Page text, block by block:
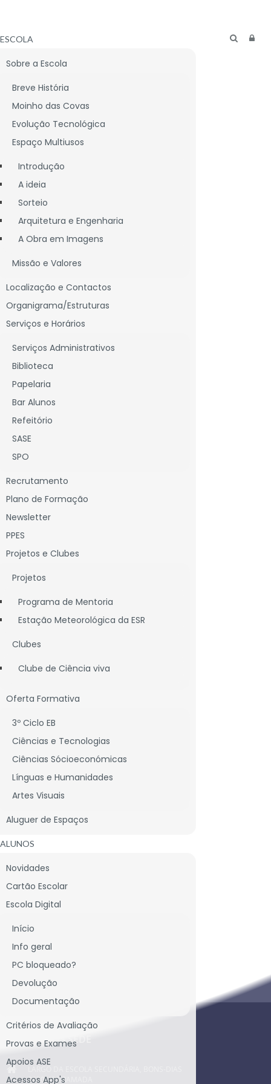
ESCOLA
Sobre a Escola
Breve História
Moinho das Covas
Evolução Tecnológica
Espaço Multiusos
Introdução
A ideia
Sorteio
Arquitetura e Engenharia
A Obra em Imagens
Missão e Valores
Localização e Contactos
Organigrama/Estruturas
Serviços e Horários
Serviços Administrativos
Biblioteca
Papelaria
Bar Alunos
Refeitório
SASE
SPO
Recrutamento
Plano de Formação
Newsletter
PPES
Projetos e Clubes
Projetos
Programa de Mentoria
Estação Meteorológica da ESR
Clubes
Clube de Ciência viva
Oferta Formativa
3º Ciclo EB
Ciências e Tecnologias
Ciências Sócioeconómicas
Línguas e Humanidades
Artes Visuais
Aluguer de Espaços
ALUNOS
Novidades
Cartão Escolar
Escola Digital
Início
Info geral
PC bloqueado?
Devolução
Documentação
Critérios de Avaliação
Provas e Exames
Apoios ASE
Acessos App's
LIGAÇÕES ÚTEIS
CONTACTOS SEDE
2620-439 RAMADA